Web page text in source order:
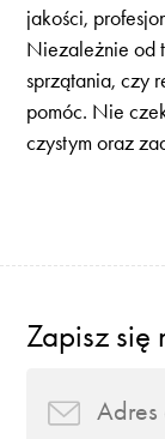
jakości,
Niezależnie od
sprzątania, czy
pomóc. Nie
czystym oraz
Zapisz się